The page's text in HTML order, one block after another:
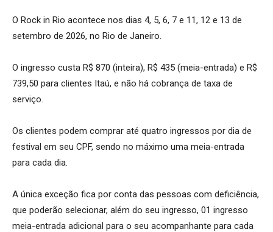
O Rock in Rio acontece nos dias 4, 5, 6, 7 e 11, 12 e 13 de
setembro de 2026, no Rio de Janeiro.
O ingresso custa R$ 870 (inteira), R$ 435 (meia-entrada) e R$
739,50 para clientes Itaú, e não há cobrança de taxa de
serviço.
Os clientes podem comprar até quatro ingressos por dia de
festival em seu CPF, sendo no máximo uma meia-entrada
para cada dia.
A única exceção fica por conta das pessoas com deficiência,
que poderão selecionar, além do seu ingresso, 01 ingresso
meia-entrada adicional para o seu acompanhante para cada